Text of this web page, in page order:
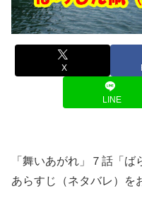
X
LINE
「舞いあがれ」７話「
あらすじ（ネタバレ）を